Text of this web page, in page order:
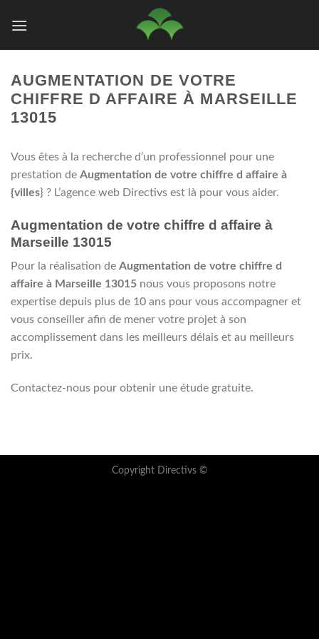
AUGMENTATION DE VOTRE
CHIFFRE D AFFAIRE À MARSEILLE
13015
Vous êtes à la recherche d’un professionnel pour une
prestation de Augmentation de votre chiffre d affaire à
{villes} ? L’agence web Directivs est là pour vous aider.
Augmentation de votre chiffre d affaire à
Marseille 13015
Pour la réalisation de Augmentation de votre chiffre d
affaire à Marseille 13015 nous vous proposons notre
expertise depuis plus de 10 ans pour vous accompagner et
vous conseiller afin de mener votre projet à son
accomplissement dans les meilleurs délais et au meilleurs
prix.
Contactez-nous pour obtenir une étude gratuite.
Copyright Directivs ©